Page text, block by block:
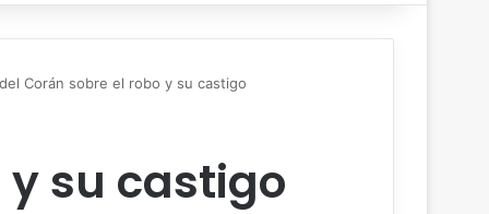
Corán sobre el robo y su castigo
su castigo